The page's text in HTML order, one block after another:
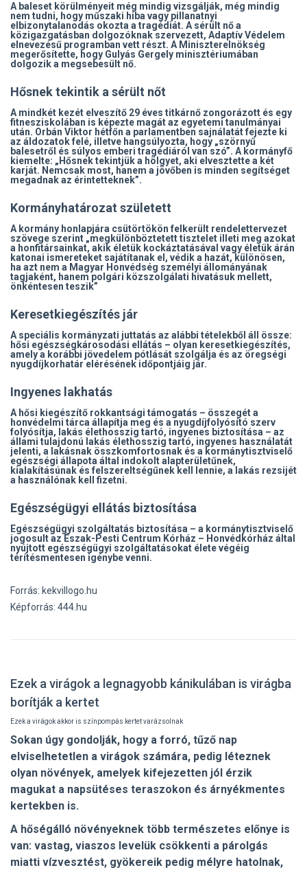
A baleset körülményeit még mindig vizsgálják, még mindig
nem tudni, hogy műszaki hiba vagy pillanatnyi
elbizonytalanodás okozta a tragédiát. A sérült nő a
közigazgatásban dolgozóknak szervezett, Adaptív Védelem
elnevezésű programban vett részt. A Miniszterelnökség
megerősítette, hogy Gulyás Gergely minisztériumában
dolgozik a megsebesült nő.
Hősnek tekintik a sérült nőt
A mindkét kezét elveszítő 29 éves titkárnő zongorázott és egy
fitnesziskolában is képezte magát az egyetemi tanulmányai
után. Orbán Viktor hétfőn a parlamentben sajnálatát fejezte ki
az áldozatok felé, illetve hangsúlyozta, hogy „szörnyű
balesetről és súlyos emberi tragédiáról van szó”. A kormányfő
kiemelte: „Hősnek tekintjük a hölgyet, aki elvesztette a két
karját. Nemcsak most, hanem a jövőben is minden segítséget
megadnak az érintetteknek”.
Kormányhatározat született
A kormány honlapjára csütörtökön felkerült rendelettervezet
szövege szerint „megkülönböztetett tisztelet illeti meg azokat
a honfitársainkat, akik életük kockáztatásával vagy életük árán
katonai ismereteket sajátítanak el, védik a hazát, különösen,
ha azt nem a Magyar Honvédség személyi állományának
tagjaként, hanem polgári közszolgálati hivatásuk mellett,
önkéntesen teszik”
Keresetkiegészítés jár
A speciális kormányzati juttatás az alábbi tételekből áll össze:
hősi egészségkárosodási ellátás – olyan keresetkiegészítés,
amely a korábbi jövedelem pótlását szolgálja és az öregségi
nyugdíjkorhatár elérésének időpontjáig jár.
Ingyenes lakhatás
A hősi kiegészítő rokkantsági támogatás – összegét a
honvédelmi tárca állapítja meg és a nyugdíjfolyósító szerv
folyósítja, lakás élethosszig tartó, ingyenes biztosítása – az
állami tulajdonú lakás élethosszig tartó, ingyenes használatát
jelenti, a lakásnak összkomfortosnak és a kormánytisztviselő
egészségi állapota által indokolt alapterületűnek,
kialakításúnak és felszereltségűnek kell lennie, a lakás rezsijét
a használónak kell fizetni.
Egészségügyi ellátás biztosítása
Egészségügyi szolgáltatás biztosítása – a kormánytisztviselő
jogosult az Észak-Pesti Centrum Kórház – Honvédkórház által
nyújtott egészségügyi szolgáltatásokat élete végéig
térítésmentesen igénybe venni.
Forrás: kekvillogo.hu
Képforrás: 444.hu
Ezek a virágok a legnagyobb kánikulában is virágba
borítják a kertet
Ezek a virágok akkor is színpompás kertet varázsolnak
Sokan úgy gondolják, hogy a forró, tűző nap
elviselhetetlen a virágok számára, pedig léteznek
olyan növények, amelyek kifejezetten jól érzik
magukat a napsütéses teraszokon és árnyékmentes
kertekben is.
A hőségálló növényeknek több természetes előnye is
van: vastag, viaszos levelük csökkenti a párolgás
miatti vízvesztést, gyökereik pedig mélyre hatolnak,